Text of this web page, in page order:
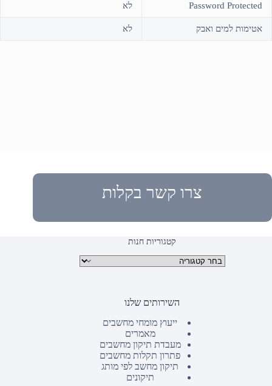
Password Protected לא
אטימות למים ואבק לא
צרו קשר בקלות
קטגוריות חנות
קטגוריות מוצרים
השירותים שלנו
ייעוץ מומחי מחשבים
מאמרים
מעבדת תיקון מחשבים
פתרון תקלות מחשבים
תיקון מחשב לפי מותג
תיקונים